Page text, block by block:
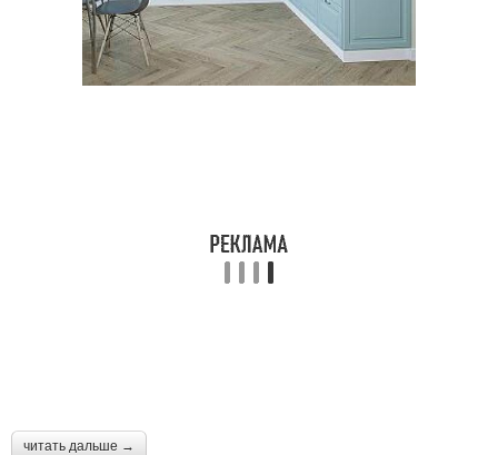
читать дальше →